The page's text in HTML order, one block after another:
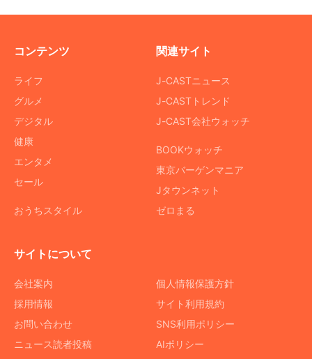
コンテンツ
ライフ
グルメ
デジタル
健康
エンタメ
セール
おうちスタイル
関連サイト
J-CASTニュース
J-CASTトレンド
J-CAST会社ウォッチ
BOOKウォッチ
東京バーゲンマニア
Jタウンネット
ゼロまる
サイトについて
会社案内
採用情報
お問い合わせ
ニュース読者投稿
個人情報保護方針
サイト利用規約
SNS利用ポリシー
AIポリシー